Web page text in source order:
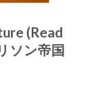
(Read
ソン帝国